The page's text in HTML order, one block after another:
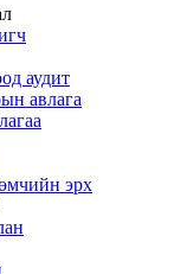
аудит
авлага
эрх